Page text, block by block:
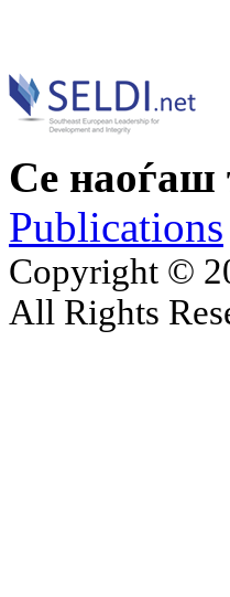
Се наоѓаш
Publications
Copyright ©
All Rights